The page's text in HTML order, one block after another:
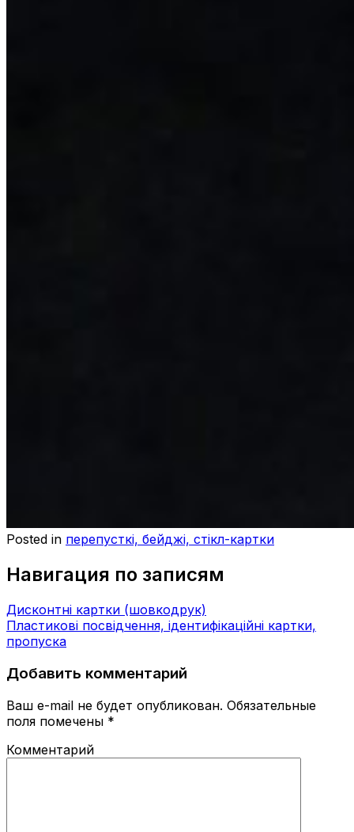
Posted in перепусткі, бейджі, стікл-картки
Навигация по записям
Дисконтні картки (шовкодрук)
Пластикові посвідчення, ідентифікаційні картки,
пропуска
Добавить комментарий
Ваш e-mail не будет опубликован. Обязательные
поля помечены *
Комментарий